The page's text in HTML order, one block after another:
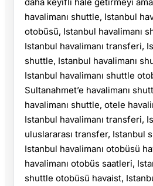
havalimanı shuttle, Istanbul
otobüsü, Istanbul havalimanı
Istanbul havalimanı transferi,
shuttle, Istanbul havalimanı
Istanbul havalimanı shuttle
Sultanahmet’e havalimanı
havalimanı shuttle, otele
Istanbul havalimanı transferi,
uluslararası transfer, Istanbul
Istanbul havalimanı otobüsü
havalimanı otobüs saatleri,
shuttle otobüsü havaist,